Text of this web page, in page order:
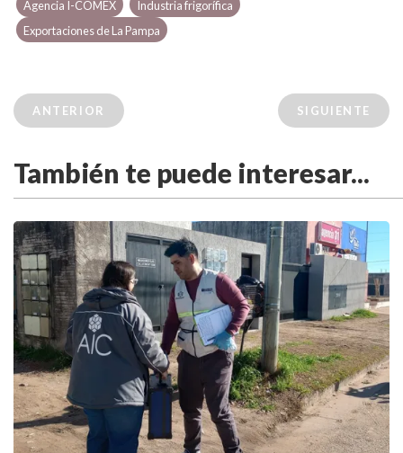
Agencia I-COMEX
Industria frigorífica
Exportaciones de La Pampa
ANTERIOR SIGUIENTE
También te puede interesar...